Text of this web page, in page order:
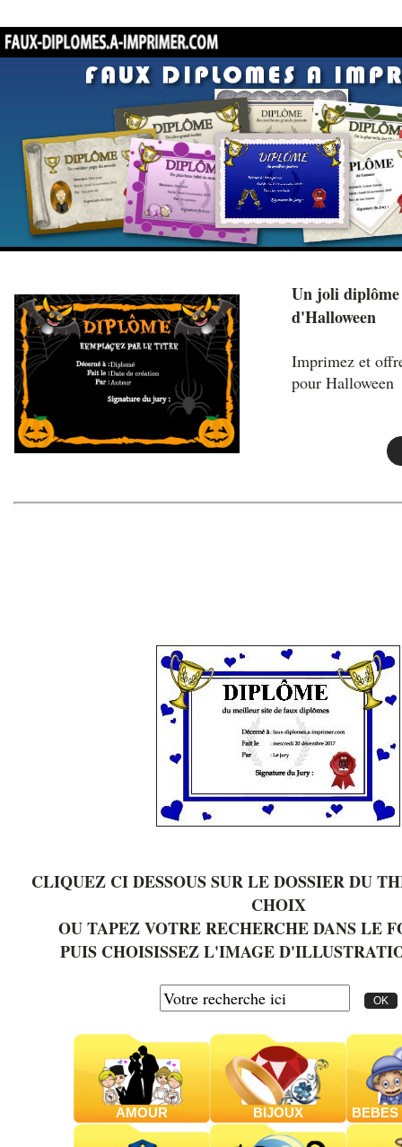
Un joli
d'Halloween
Imprimez et
pour Halloween
CLIQUEZ CI DESSOUS SUR LE DOSSIER DU
CHOIX
OU TAPEZ VOTRE RECHERCHE DANS LE
PUIS CHOISISSEZ L'IMAGE
AMOUR BIJOUX BEBES